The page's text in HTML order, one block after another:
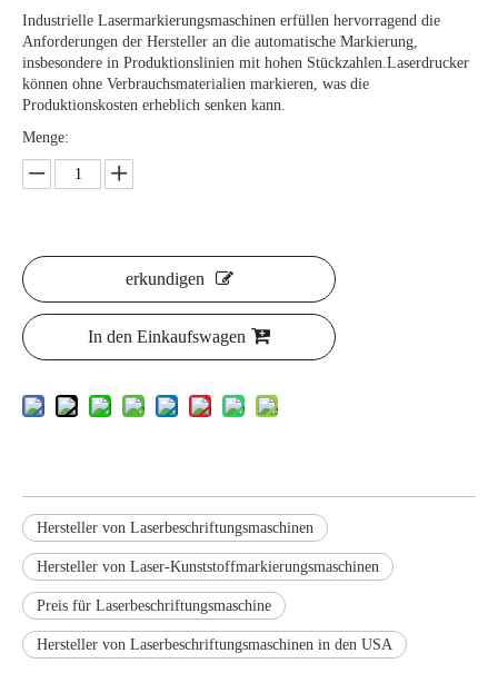
Industrielle Lasermarkierungsmaschinen erfüllen hervorragend die
Anforderungen der Hersteller an die automatische Markierung,
insbesondere in Produktionslinien mit hohen Stückzahlen.Laserdrucker
können ohne Verbrauchsmaterialien markieren, was die
Produktionskosten erheblich senken kann.
Menge:
erkundigen
In den Einkaufswagen
Hersteller von Laserbeschriftungsmaschinen
Hersteller von Laser-Kunststoffmarkierungsmaschinen
Preis für Laserbeschriftungsmaschine
Hersteller von Laserbeschriftungsmaschinen in den USA